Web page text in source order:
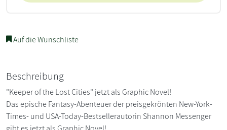
Auf die Wunschliste
Beschreibung
"Keeper of the Lost Cities" jetzt als Graphic Novel!
Das epische Fantasy-Abenteuer der preisgekrönten New-York-
Times- und USA-Today-Bestsellerautorin Shannon Messenger